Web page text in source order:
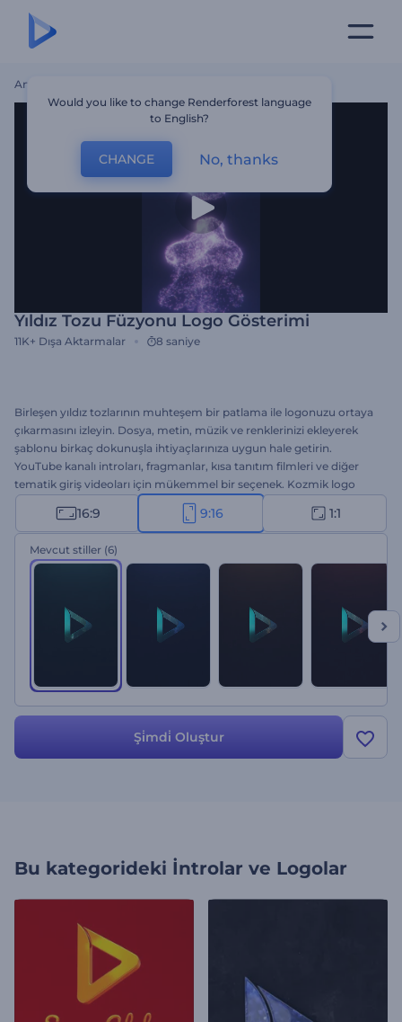
Ana Sayfa
Yıldız Tozu Füzyonu Logo Gösterimi
11K+ Dışa Aktarmalar 8 saniye
Birleşen yıldız tozlarının muhteşem bir patlama ile logonuzu ortaya
çıkarmasını izleyin. Dosya, metin, müzik ve renklerinizi ekleyerek
şablonu birkaç dokunuşla ihtiyaçlarınıza uygun hale getirin.
YouTube kanalı introları, fragmanlar, kısa tanıtım filmleri ve diğer
tematik giriş videoları için mükemmel bir seçenek. Kozmik logo
gösteriminizi hemen oluşturun!
16:9 9:16 1:1
Mevcut stiller (6)
Şi̇mdi̇ Oluştur
Bu kategorideki İntrolar ve Logolar
Would you like to change Renderforest language
to English?
CHANGE No, thanks